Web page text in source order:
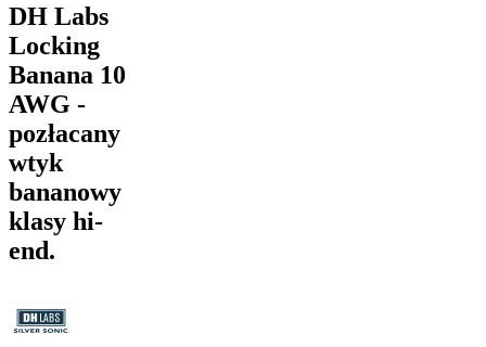
DH Labs
Locking
Banana 10
AWG -
pozłacany
wtyk
bananowy
klasy hi-
end.